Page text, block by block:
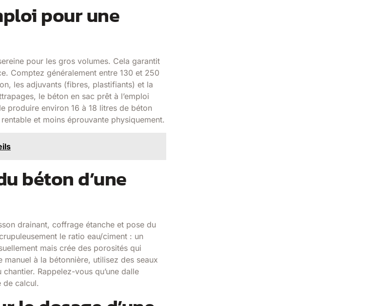
pour une
pour les gros volumes. Cela garantit
Comptez généralement entre 130 et 250
les adjuvants (fibres, plastifiants) et la
le béton en sac prêt à l’emploi
produire environ 16 à 18 litres de béton
et moins éprouvante physiquement.
béton d’une
drainant, coffrage étanche et pose du
le ratio eau/ciment : un
mais crée des porosités qui
à la bétonnière, utilisez des seaux
Rappelez-vous qu’une dalle
de calcul.